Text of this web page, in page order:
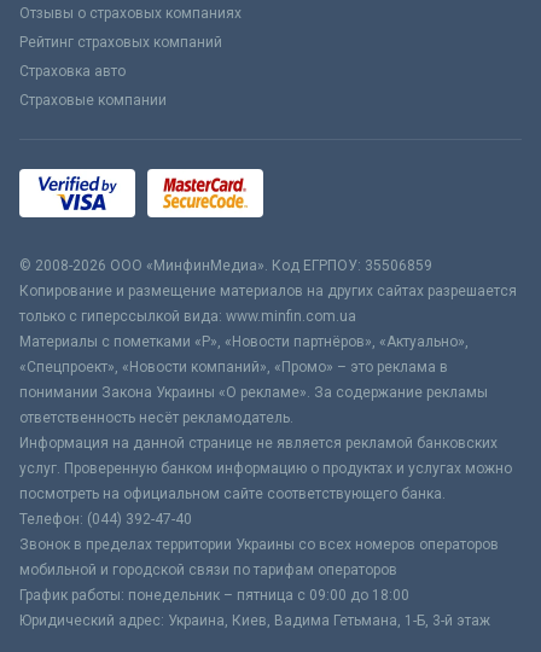
Отзывы о страховых компаниях
Рейтинг страховых компаний
Страховка авто
Страховые компании
© 2008-2026 ООО «МинфинМедиа». Код ЕГРПОУ: 35506859
Копирование и размещение материалов на других сайтах разрешается
только с гиперссылкой вида: www.minfin.com.ua
Материалы с пометками «Р», «Новости партнёров», «Актуально»,
«Спецпроект», «Новости компаний», «Промо» – это реклама в
понимании Закона Украины «О рекламе». За содержание рекламы
ответственность несёт рекламодатель.
Информация на данной странице не является рекламой банковских
услуг. Проверенную банком информацию о продуктах и услугах можно
посмотреть на официальном сайте соответствующего банка.
Телефон: (044) 392-47-40
Звонок в пределах территории Украины со всех номеров операторов
мобильной и городской связи по тарифам операторов
График работы: понедельник – пятница с 09:00 до 18:00
Юридический адрес: Украина, Киев, Вадима Гетьмана, 1-Б, 3-й этаж